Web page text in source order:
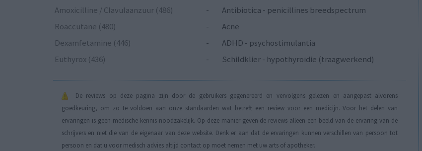
Amoxicilline / Clavulaanzuur (486)
-
Antibiotica - penicillines breedspectrum
Roaccutane (480)
-
Acne
Dexamfetamine (446)
-
ADHD - psychostimulantia
Euthyrox (436)
- Schildklier - hypothyroidie (traagwerkend)
De reviews op deze pagina zijn door de gebruikers gegenereerd en vervolgens gelezen en aangepast alvorens
goedkeuring, om zo te voldoen aan onze standaarden wat betreft een review voor een medicijn. Voor het delen van
ervaringen is geen medische kennis noodzakelijk. Op deze manier geven de reviews alleen een beeld van de ervaring van de
schrijvers en niet die van de eigenaar van deze website. Denk er aan dat de ervaringen kunnen verschillen van persoon tot
persoon en dat u voor medisch advies altijd contact op moet nemen met uw arts of apotheker.